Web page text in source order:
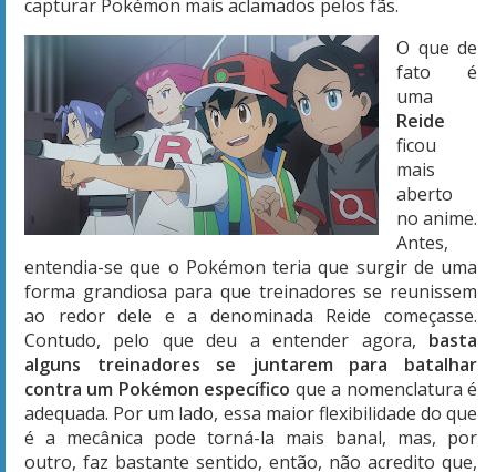
capturar Pokémon mais aclamados pelos fãs.
O que de
fato é
uma
Reide
ficou
mais
aberto
no anime.
Antes,
entendia-se que o Pokémon teria que surgir de uma
forma grandiosa para que treinadores se reunissem
ao redor dele e a denominada Reide começasse.
Contudo, pelo que deu a entender agora, basta
alguns treinadores se juntarem para batalhar
contra um Pokémon específico que a nomenclatura é
adequada. Por um lado, essa maior flexibilidade do que
é a mecânica pode torná-la mais banal, mas, por
outro, faz bastante sentido, então, não acredito que,